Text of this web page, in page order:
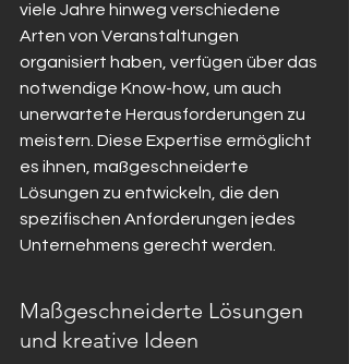
viele Jahre hinweg verschiedene
Arten von Veranstaltungen
organisiert haben, verfügen über das
notwendige Know-how, um auch
unerwartete Herausforderungen zu
meistern. Diese Expertise ermöglicht
es ihnen, maßgeschneiderte
Lösungen zu entwickeln, die den
spezifischen Anforderungen jedes
Unternehmens gerecht werden.
Maßgeschneiderte Lösungen
und kreative Ideen